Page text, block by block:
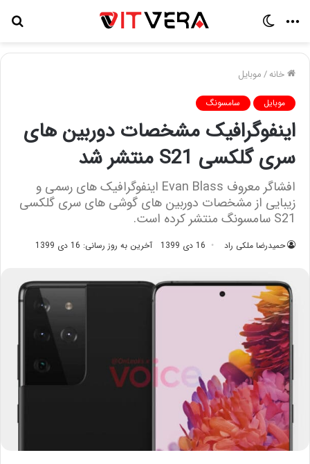
منو
خانه/موبایل
موبایل سامسونگ
اینفوگرافیک مشخصات دوربین های
سری گلکسی S21 منتشر شد
افشاگر معروف Evan Blass اینفوگرافیک های رسمی و
زیبایی از مشخصات دوربین های گوشی های سری گلکسی
S21 سامسونگ منتشر کرده است.
حمیدرضا ملکی راد 16 دی 1399 آخرین به روز رسانی: 16 دی 1399